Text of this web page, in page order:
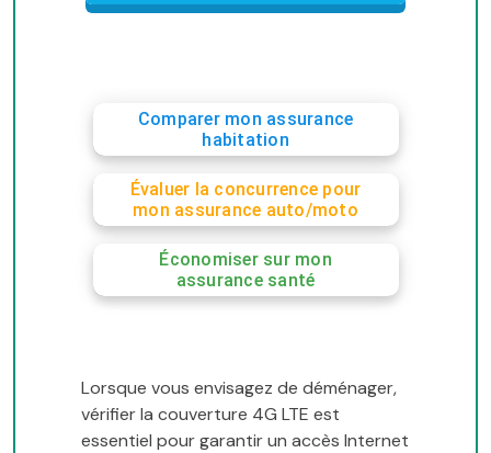
Comparer mon assurance
habitation
Évaluer la concurrence pour
mon assurance auto/moto
Économiser sur mon
assurance santé
Lorsque vous envisagez de déménager,
vérifier la couverture 4G LTE est
essentiel pour garantir un accès Internet